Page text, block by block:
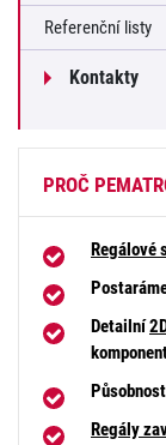
Referenční listy
Kontakty
PROČ
Regálové
Detailní
Regály